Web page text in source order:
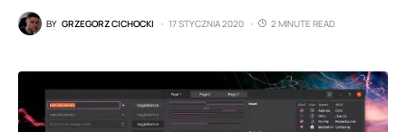
BY GRZEGORZ CICHOCKI 17 STYCZNIA 2020 2 MINUTE READ